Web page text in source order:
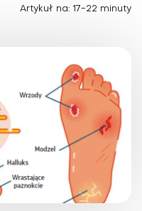
Artykuł na: 17-22 minuty